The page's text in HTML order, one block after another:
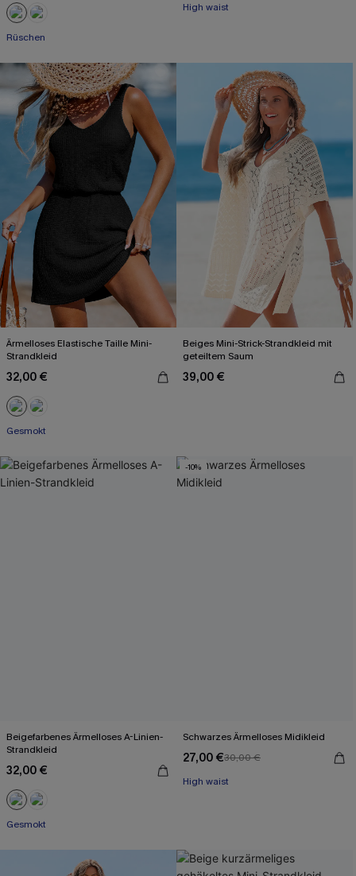
Rüschen
High waist
Ärmelloses Elastische Taille Mini-
Strandkleid
32,00 €
Gesmokt
Beiges Mini-Strick-Strandkleid mit
geteiltem Saum
39,00 €
Beigefarbenes Ärmelloses A-Linien-
Strandkleid
32,00 €
Gesmokt
-10%
Schwarzes Ärmelloses Midikleid
27,00 €30,00 €
Mit Gratis-Maßband